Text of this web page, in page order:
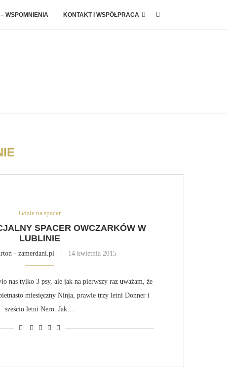
WSPOMNIENIA KONTAKT I WSPÓŁPRACA
Gdzie na spacer
SPACER OWCZARKÓW W
LUBLINIE
- zamerdani.pl 14 kwietnia 2015
nas tylko 3 psy, ale jak na pierwszy raz uważam, że
miesięczny Ninja, prawie trzy letni Donner i
sześcio letni Nero. Jak…